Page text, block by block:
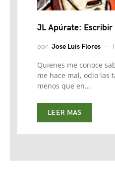
JL Apúrate: Escribir
por Jose Luis Flores
Quienes me conoce
me hace mal, odio las
menos que en…
LEER MAS